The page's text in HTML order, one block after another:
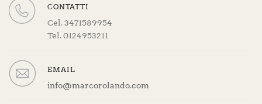
CONTATTI
Cel. 3471589954
Tel. 0124953211
EMAIL
info@marcorolando.com